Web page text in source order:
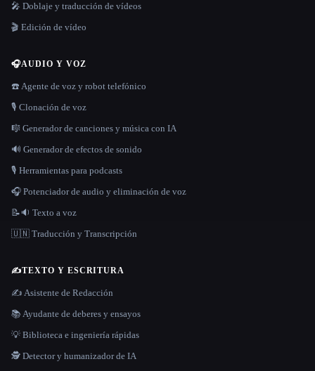
🎤 Doblaje y traducción de vídeos
🎬 Edición de vídeo
🎧AUDIO Y VOZ
☎️ Agente de voz y robot telefónico
🎙️ Clonación de voz
🎼 Generador de canciones y música con IA
🔊 Generador de efectos de sonido
🎙️ Herramientas para podcasts
🎧 Potenciador de audio y eliminación de voz
📝🔉 Texto a voz
🇺🇳 Traducción y Transcripción
✍️TEXTO Y ESCRITURA
✍️ Asistente de Redacción
📚 Ayudante de deberes y ensayos
💡 Biblioteca e ingeniería rápidas
🕵️ Detector y humanizador de IA